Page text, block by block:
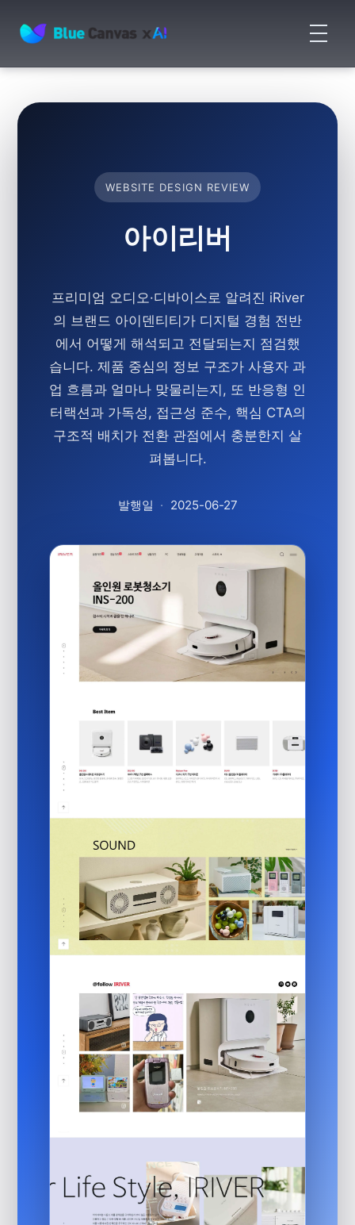
BLUECANVAS
메
뉴
기
WEBSITE DESIGN REVIEW
아이리버
프리미엄 오디오·디바이스로 알려진 iRiver
의 브랜드 아이덴티티가 디지털 경험 전반
에서 어떻게 해석되고 전달되는지 점검했
습니다. 제품 중심의 정보 구조가 사용자 과
업 흐름과 얼마나 맞물리는지, 또 반응형 인
터랙션과 가독성, 접근성 준수, 핵심 CTA의
구조적 배치가 전환 관점에서 충분한지 살
펴봅니다.
발행일 · 2025-06-27